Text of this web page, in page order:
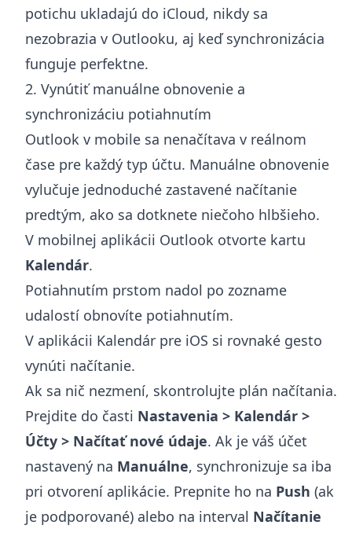
potichu ukladajú do iCloud, nikdy sa
nezobrazia v Outlooku, aj keď synchronizácia
funguje perfektne.
2. Vynútiť manuálne obnovenie a
synchronizáciu potiahnutím
Outlook v mobile sa nenačítava v reálnom
čase pre každý typ účtu. Manuálne obnovenie
vylučuje jednoduché zastavené načítanie
predtým, ako sa dotknete niečoho hlbšieho.
V mobilnej aplikácii Outlook otvorte kartu
Kalendár.
Potiahnutím prstom nadol po zozname
udalostí obnovíte potiahnutím.
V aplikácii Kalendár pre iOS si rovnaké gesto
vynúti načítanie.
Ak sa nič nezmení, skontrolujte plán načítania.
Prejdite do časti Nastavenia > Kalendár >
Účty > Načítať nové údaje. Ak je váš účet
nastavený na Manuálne, synchronizuje sa iba
pri otvorení aplikácie. Prepnite ho na Push (ak
je podporované) alebo na interval Načítanie